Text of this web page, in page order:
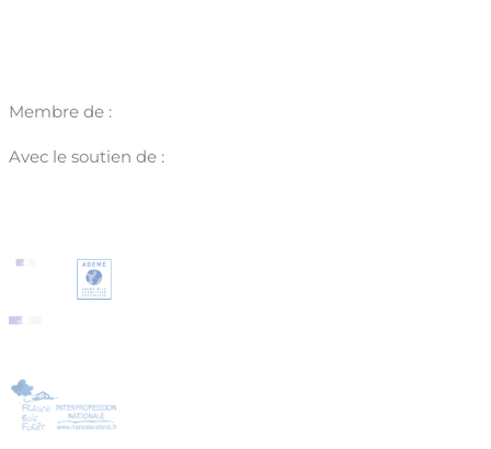
Membre de :
Avec le soutien de :